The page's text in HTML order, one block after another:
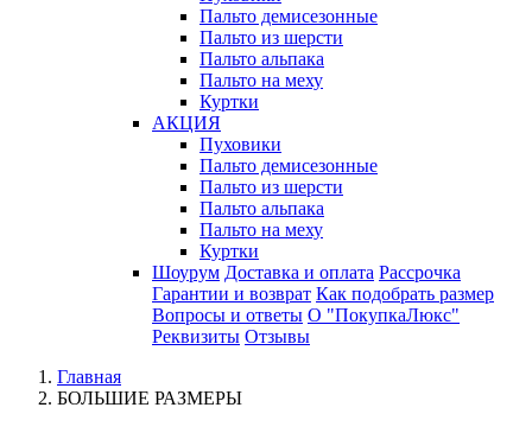
Пальто демисезонные
Пальто из шерсти
Пальто альпака
Пальто на меху
Куртки
АКЦИЯ
Пуховики
Пальто демисезонные
Пальто из шерсти
Пальто альпака
Пальто на меху
Куртки
Шоурум Доставка и оплата Рассрочка
Гарантии и возврат Как подобрать размер
Вопросы и ответы О "ПокупкаЛюкс"
Реквизиты Отзывы
Главная
БОЛЬШИЕ РАЗМЕРЫ